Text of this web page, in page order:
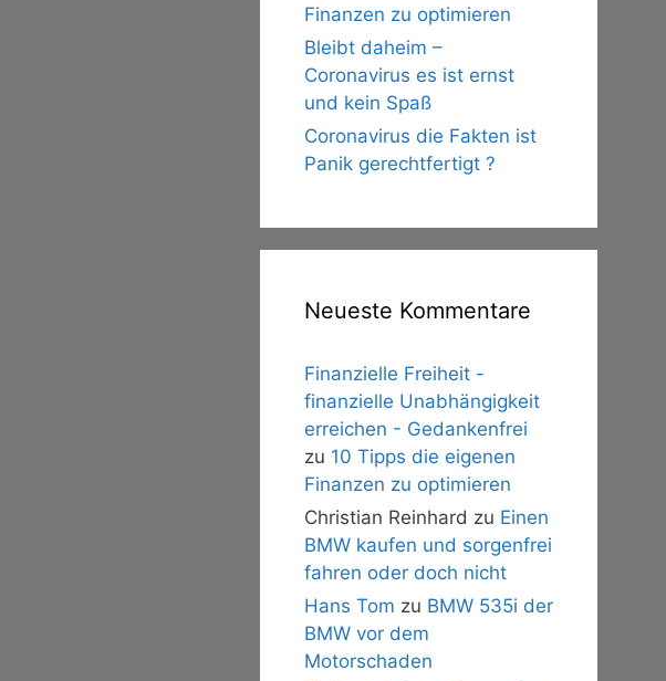
Finanzen zu optimieren
Bleibt daheim –
Coronavirus es ist ernst
und kein Spaß
Coronavirus die Fakten ist
Panik gerechtfertigt ?
Neueste Kommentare
Finanzielle Freiheit -
finanzielle Unabhängigkeit
erreichen - Gedankenfrei
zu 10 Tipps die eigenen
Finanzen zu optimieren
Christian Reinhard zu Einen
BMW kaufen und sorgenfrei
fahren oder doch nicht
Hans Tom zu BMW 535i der
BMW vor dem
Motorschaden